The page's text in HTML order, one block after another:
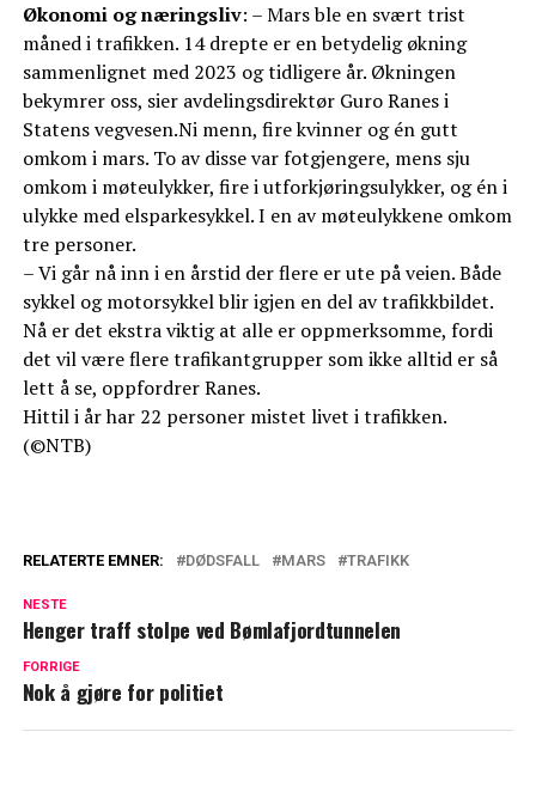
Økonomi og næringsliv: – Mars ble en svært trist
måned i trafikken. 14 drepte er en betydelig økning
sammenlignet med 2023 og tidligere år. Økningen
bekymrer oss, sier avdelingsdirektør Guro Ranes i
Statens vegvesen.Ni menn, fire kvinner og én gutt
omkom i mars. To av disse var fotgjengere, mens sju
omkom i møteulykker, fire i utforkjøringsulykker, og én i
ulykke med elsparkesykkel. I en av møteulykkene omkom
tre personer.
– Vi går nå inn i en årstid der flere er ute på veien. Både
sykkel og motorsykkel blir igjen en del av trafikkbildet.
Nå er det ekstra viktig at alle er oppmerksomme, fordi
det vil være flere trafikantgrupper som ikke alltid er så
lett å se, oppfordrer Ranes.
Hittil i år har 22 personer mistet livet i trafikken.
(©NTB)
RELATERTE EMNER: DØDSFALL MARS TRAFIKK
NESTE
Henger traff stolpe ved Bømlafjordtunnelen
FORRIGE
Nok å gjøre for politiet